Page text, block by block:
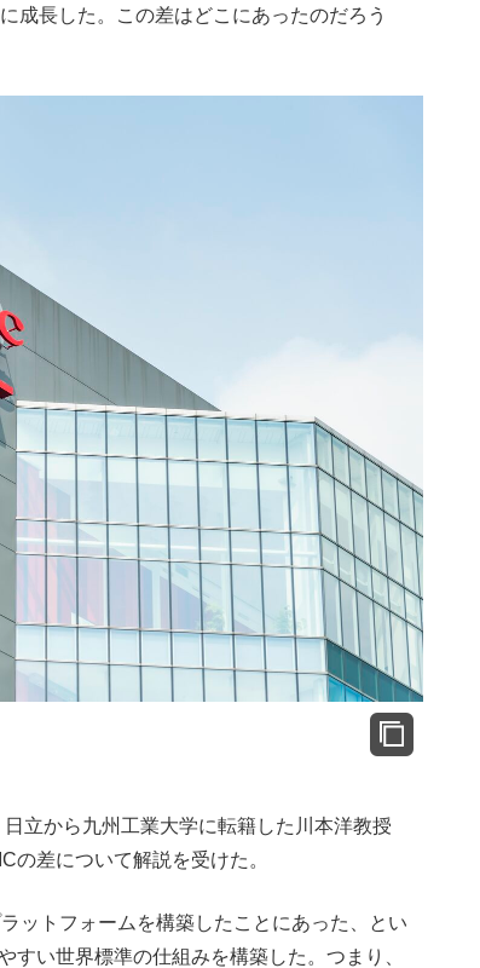
成長した。この差はどこにあったのだろう
立から九州工業大学に転籍した川本洋教授
の差について解説を受けた。
ットフォームを構築したことにあった、とい
い世界標準の仕組みを構築した。つまり、